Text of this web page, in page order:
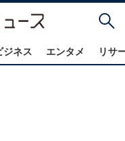
ジネス エンタメ リサ